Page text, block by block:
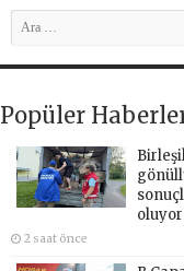
Popüler
oluyor
2 saat önce